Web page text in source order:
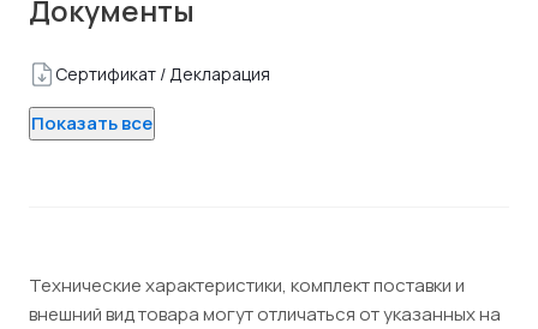
Документы
Сертификат / Декларация
Показать все
Технические характеристики, комплект поставки и
внешний вид товара могут отличаться от указанных на